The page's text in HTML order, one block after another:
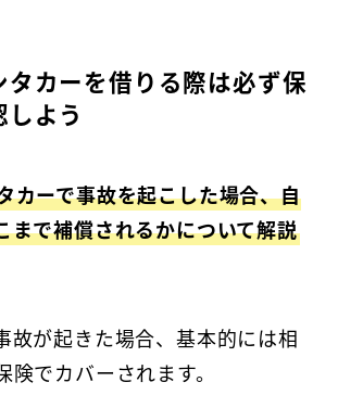
タカーを借りる際は必ず保
よう
カーで事故を起こした場合、自
まで補償されるかについて解説
故が起きた場合、基本的には相
でカバーされます。